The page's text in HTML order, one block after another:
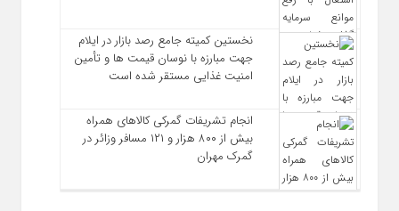
نخستین کمیته جامع رصد بازار در ایلام
جهت مبارزه با نوسان قیمت‌ ها و تأمین
امنیت غذایی مستقر شده است
انجام تشریفات گمرکی کالاهای همراه
بیش از ۸۰۰ هزار و ۱۲۱ مسافر وزائر در
گمرک مهران